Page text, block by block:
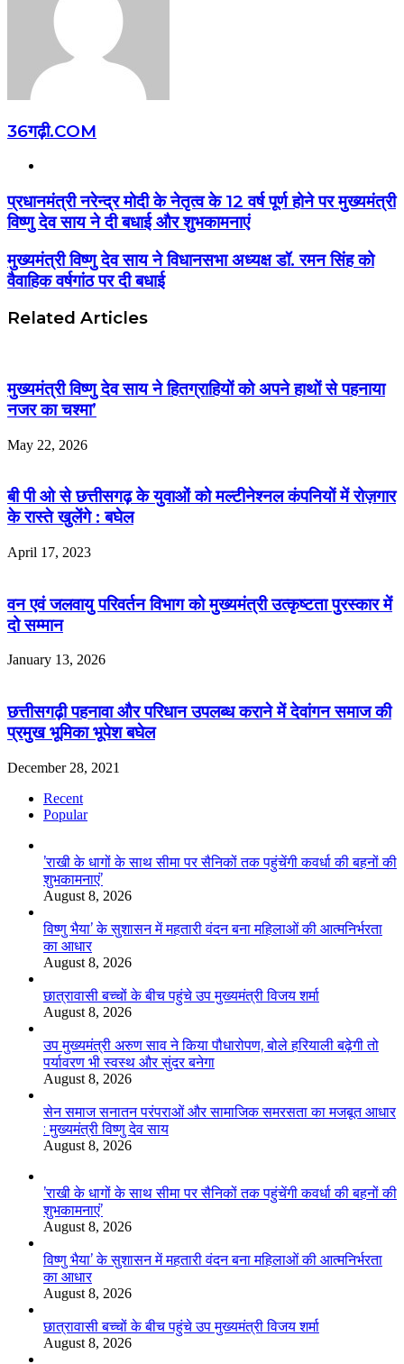
36गढ़ी.COM
प्रधानमंत्री नरेन्द्र मोदी के नेतृत्व के 12 वर्ष पूर्ण होने पर मुख्यमंत्री
विष्णु देव साय ने दी बधाई और शुभकामनाएं
मुख्यमंत्री विष्णु देव साय ने विधानसभा अध्यक्ष डॉ. रमन सिंह को
वैवाहिक वर्षगांठ पर दी बधाई
Related Articles
मुख्यमंत्री विष्णु देव साय ने हितग्राहियों को अपने हाथों से पहनाया
नजर का चश्मा’
May 22, 2026
बी पी ओ से छत्तीसगढ़ के युवाओं को मल्टीनेश्नल कंपनियों में रोज़गार
के रास्ते खुलेंगे : बघेल
April 17, 2023
वन एवं जलवायु परिवर्तन विभाग को मुख्यमंत्री उत्कृष्टता पुरस्कार में
दो सम्मान
January 13, 2026
छत्तीसगढ़ी पहनावा और परिधान उपलब्ध कराने में देवांगन समाज की
प्रमुख भूमिका भूपेश बघेल
December 28, 2021
Recent
Popular
’राखी के धागों के साथ सीमा पर सैनिकों तक पहुंचेंगी कवर्धा की बहनों की
शुभकामनाएं’
August 8, 2026
विष्णु भैया’ के सुशासन में महतारी वंदन बना महिलाओं की आत्मनिर्भरता
का आधार
August 8, 2026
छात्रावासी बच्चों के बीच पहुंचे उप मुख्यमंत्री विजय शर्मा
August 8, 2026
उप मुख्यमंत्री अरुण साव ने किया पौधारोपण, बोले हरियाली बढ़ेगी तो
पर्यावरण भी स्वस्थ और सुंदर बनेगा
August 8, 2026
सेन समाज सनातन परंपराओं और सामाजिक समरसता का मजबूत आधार
: मुख्यमंत्री विष्णु देव साय
August 8, 2026
’राखी के धागों के साथ सीमा पर सैनिकों तक पहुंचेंगी कवर्धा की बहनों की
शुभकामनाएं’
August 8, 2026
विष्णु भैया’ के सुशासन में महतारी वंदन बना महिलाओं की आत्मनिर्भरता
का आधार
August 8, 2026
छात्रावासी बच्चों के बीच पहुंचे उप मुख्यमंत्री विजय शर्मा
August 8, 2026